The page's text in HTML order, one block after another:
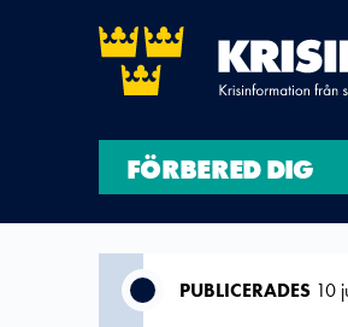
FÖRBERED DIG
PUBLICERADES 10